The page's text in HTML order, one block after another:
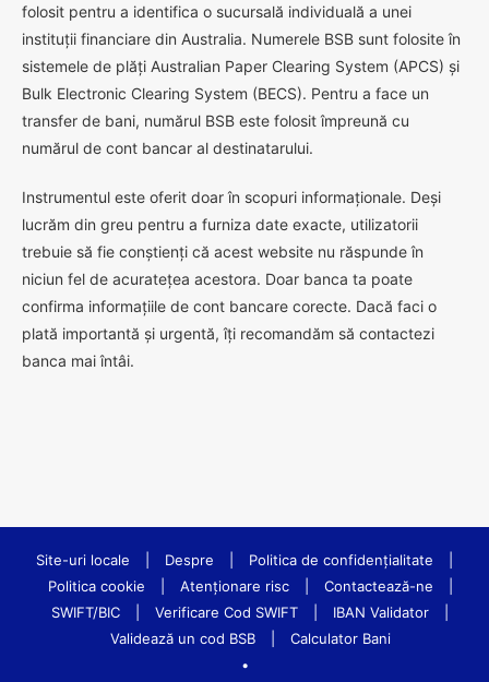
folosit pentru a identifica o sucursală individuală a unei
instituții financiare din Australia. Numerele BSB sunt folosite în
sistemele de plăți Australian Paper Clearing System (APCS) și
Bulk Electronic Clearing System (BECS). Pentru a face un
transfer de bani, numărul BSB este folosit împreună cu
numărul de cont bancar al destinatarului.
Instrumentul este oferit doar în scopuri informaționale. Deși
lucrăm din greu pentru a furniza date exacte, utilizatorii
trebuie să fie conștienți că acest website nu răspunde în
niciun fel de acuratețea acestora. Doar banca ta poate
confirma informațiile de cont bancare corecte. Dacă faci o
plată importantă și urgentă, îți recomandăm să contactezi
banca mai întâi.
Site-uri locale Despre Politica de confidenţialitate
Politica cookie
Atenționare risc Contactează-ne
SWIFT/BIC
Verificare Cod SWIFT IBAN Validator
Validează un cod BSB
Calculator Bani
•